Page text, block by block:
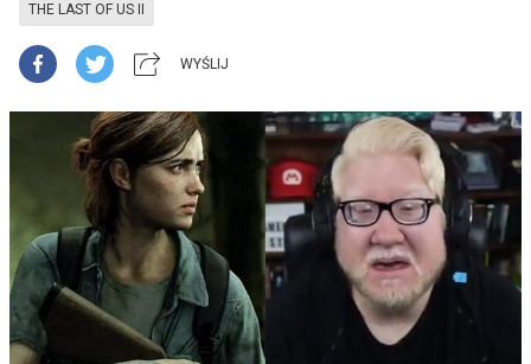
THE LAST OF US II
WYŚLIJ